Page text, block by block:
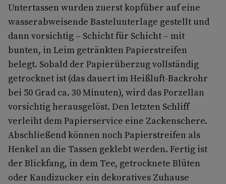
Untertassen wurden zuerst kopfüber auf eine
wasserabweisende Bastelunterlage gestellt und
dann vorsichtig – Schicht für Schicht – mit
bunten, in Leim getränkten Papierstreifen
belegt. Sobald der Papierüberzug vollständig
getrocknet ist (das dauert im Heißluft-Backrohr
bei 50 Grad ca. 30 Minuten), wird das Porzellan
vorsichtig herausgelöst. Den letzten Schliff
verleiht dem Papierservice eine Zackenschere.
Abschließend können noch Papierstreifen als
Henkel an die Tassen geklebt werden. Fertig ist
der Blickfang, in dem Tee, getrocknete Blüten
oder Kandizucker ein dekoratives Zuhause